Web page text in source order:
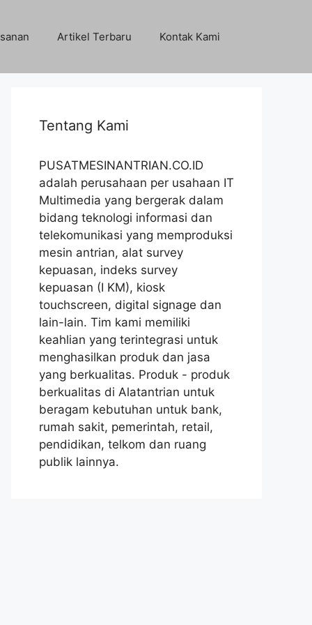
Artikel Terbaru Kontak Kami
Tentang Kami
PUSATMESINANTRIAN.CO.ID
adalah perusahaan per usahaan IT
Multimedia yang bergerak dalam
bidang teknologi informasi dan
telekomunikasi yang memproduksi
mesin antrian, alat survey
kepuasan, indeks survey
kepuasan (I KM), kiosk
touchscreen, digital signage dan
lain-lain. Tim kami memiliki
keahlian yang terintegrasi untuk
menghasilkan produk dan jasa
yang berkualitas. Produk - produk
berkualitas di Alatantrian untuk
beragam kebutuhan untuk bank,
rumah sakit, pemerintah, retail,
pendidikan, telkom dan ruang
publik lainnya.